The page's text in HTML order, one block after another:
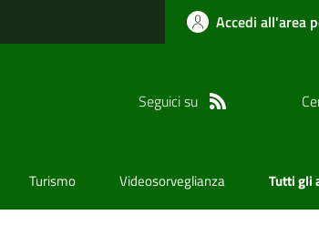
Accedi all'area
Seguici su
Turismo Videosorveglianza Tutti gli